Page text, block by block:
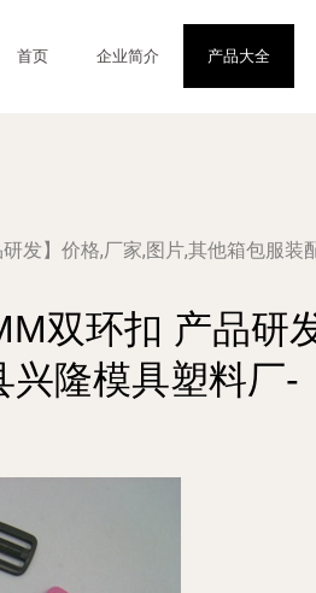
首页 企业简介 产品大全
发】价格,厂家,图片,其他箱包服
双环扣 产品研
兴隆模具塑料厂-